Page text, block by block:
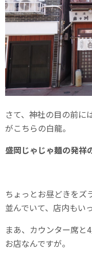
さて、神社の目の前に
がこちらの白龍。
盛岡じゃじゃ麺の発祥
ちょっとお昼どきをズ
並んでいて、店内もい
まあ、カウンター席と
お店なんですが。